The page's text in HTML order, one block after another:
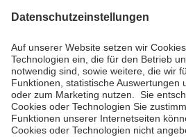
Impressum